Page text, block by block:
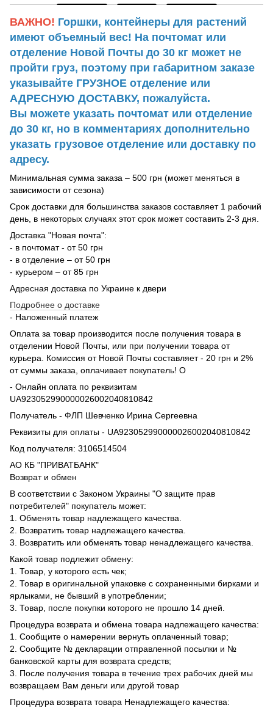
ВАЖНО! Горшки, контейнеры для растений
имеют объемный вес! На почтомат или
отделение Новой Почты до 30 кг может не
пройти груз, поэтому при габаритном заказе
указывайте ГРУЗНОЕ отделение или
АДРЕСНУЮ ДОСТАВКУ, пожалуйста.
Вы можете указать почтомат или отделение
до 30 кг, но в комментариях дополнительно
указать грузовое отделение или доставку по
адресу.
Минимальная сумма заказа – 500 грн (может меняться в
зависимости от сезона)
Срок доставки для большинства заказов составляет 1 рабочий
день, в некоторых случаях этот срок может составить 2-3 дня.
Доставка "Новая почта":
- в почтомат - от 50 грн
- в отделение – от 50 грн
- курьером – от 85 грн
Адресная доставка по Украине к двери
Подробнее о доставке
- Наложенный платеж
Оплата за товар производится после получения товара в
отделении Новой Почты, или при получении товара от
курьера. Комиссия от Новой Почты составляет - 20 грн и 2%
от суммы заказа, оплачивает покупатель! О
- Онлайн оплата по реквизитам
UA923052990000026002040810842
Получатель - ФЛП Шевченко Ирина Сергеевна
Реквизиты для оплаты - UA923052990000026002040810842
Код получателя: 3106514504
АО КБ "ПРИВАТБАНК"
Возврат и обмен
В соответствии с Законом Украины "О защите прав
потребителей" покупатель может:
1. Обменять товар надлежащего качества.
2. Возвратить товар надлежащего качества.
3. Возвратить или обменять товар ненадлежащего качества.
Какой товар подлежит обмену:
1. Товар, у которого есть чек;
2. Товар в оригинальной упаковке с сохраненными бирками и
ярлыками, не бывший в употреблении;
3. Товар, после покупки которого не прошло 14 дней.
Процедура возврата и обмена товара надлежащего качества:
1. Сообщите о намерении вернуть оплаченный товар;
2. Сообщите № декларации отправленной посылки и №
банковской карты для возврата средств;
3. После получения товара в течение трех рабочих дней мы
возвращаем Вам деньги или другой товар
Процедура возврата товара Ненадлежащего качества: